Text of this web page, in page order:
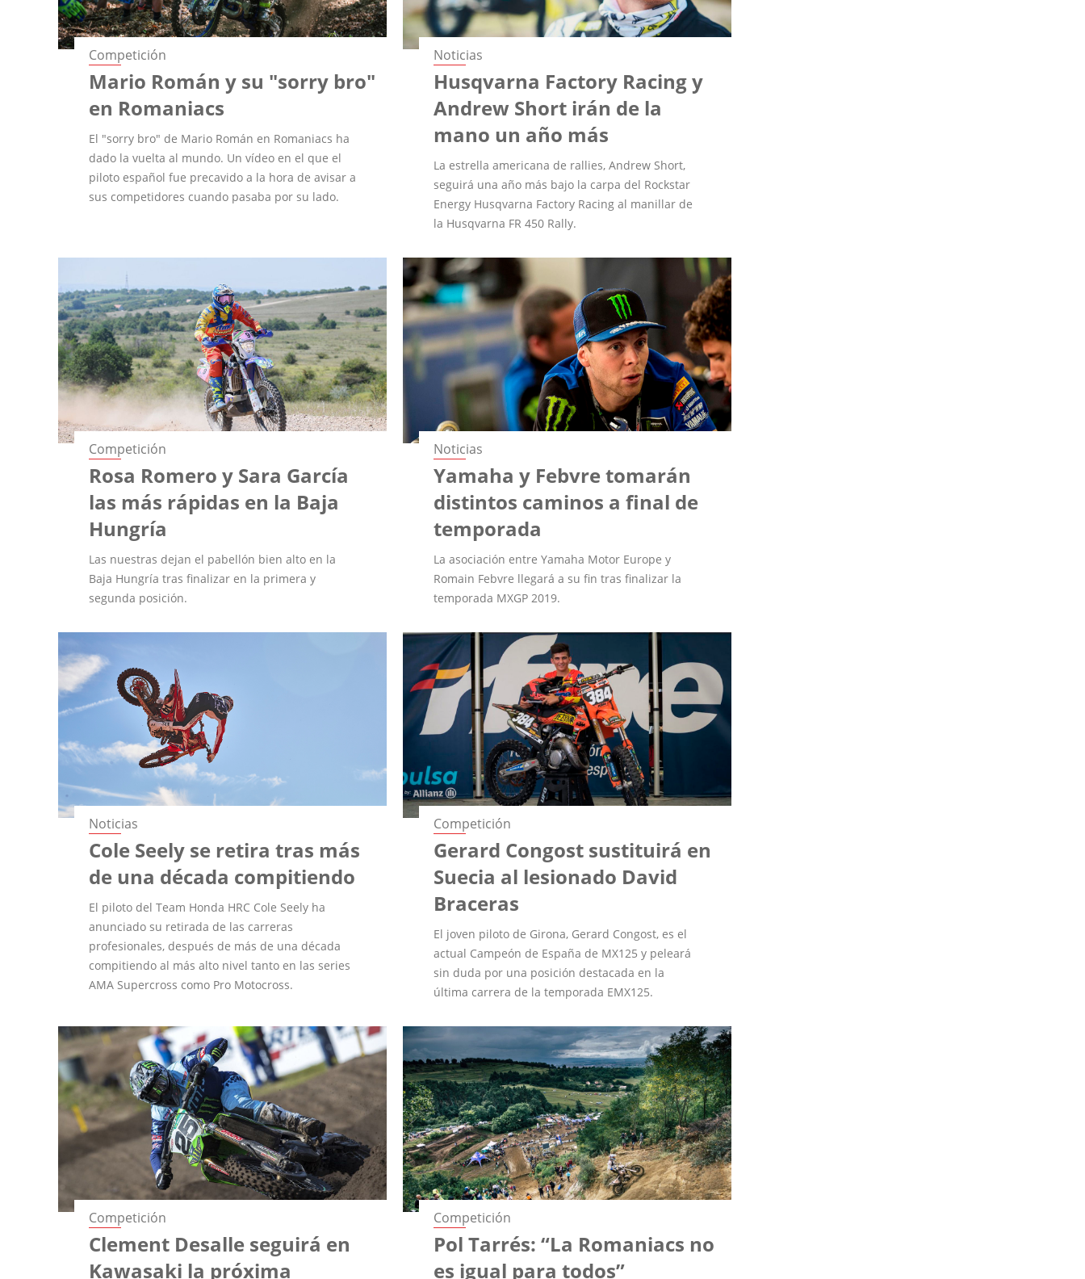
Competición
Mario Román y su "sorry bro"
en Romaniacs
El "sorry bro" de Mario Román en Romaniacs ha
dado la vuelta al mundo. Un vídeo en el que el
piloto español fue precavido a la hora de avisar a
sus competidores cuando pasaba por su lado.
Noticias
Husqvarna Factory Racing y
Andrew Short irán de la
mano un año más
La estrella americana de rallies, Andrew Short,
seguirá una año más bajo la carpa del Rockstar
Energy Husqvarna Factory Racing al manillar de
la Husqvarna FR 450 Rally.
Competición
Rosa Romero y Sara García
las más rápidas en la Baja
Hungría
Las nuestras dejan el pabellón bien alto en la
Baja Hungría tras finalizar en la primera y
segunda posición.
Noticias
Yamaha y Febvre tomarán
distintos caminos a final de
temporada
La asociación entre Yamaha Motor Europe y
Romain Febvre llegará a su fin tras finalizar la
temporada MXGP 2019.
Noticias
Cole Seely se retira tras más
de una década compitiendo
El piloto del Team Honda HRC Cole Seely ha
anunciado su retirada de las carreras
profesionales, después de más de una década
compitiendo al más alto nivel tanto en las series
AMA Supercross como Pro Motocross.
Competición
Gerard Congost sustituirá en
Suecia al lesionado David
Braceras
El joven piloto de Girona, Gerard Congost, es el
actual Campeón de España de MX125 y peleará
sin duda por una posición destacada en la
última carrera de la temporada EMX125.
Competición
Clement Desalle seguirá en
Kawasaki la próxima
Competición
Pol Tarrés: “La Romaniacs no
es igual para todos”